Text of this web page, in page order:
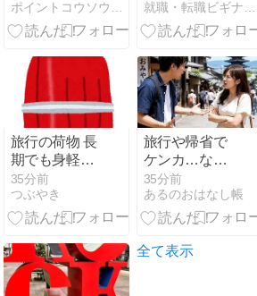
デンジマンの
魅力
解説！
旅行の荷物 長
期でも身軽な
小笠原洋子さ
ん流
35分前
つぶやき
旅行や帰省で
ケンカ…なぜ
身近な人ほど
衝突してしま
うのか
35分前
あるのおはなし帳
全て表示